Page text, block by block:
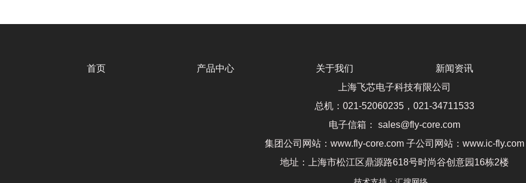
首页 产品中心 关于我们 新闻资讯
上海飞芯电子科技有限公司
总机：021-52060235，021-34711533
电子信箱： sales@fly-core.com
集团公司网站：www.fly-core.com 子公司网站：www.ic-fly.com
地址：上海市松江区鼎源路618号时尚谷创意园16栋2楼